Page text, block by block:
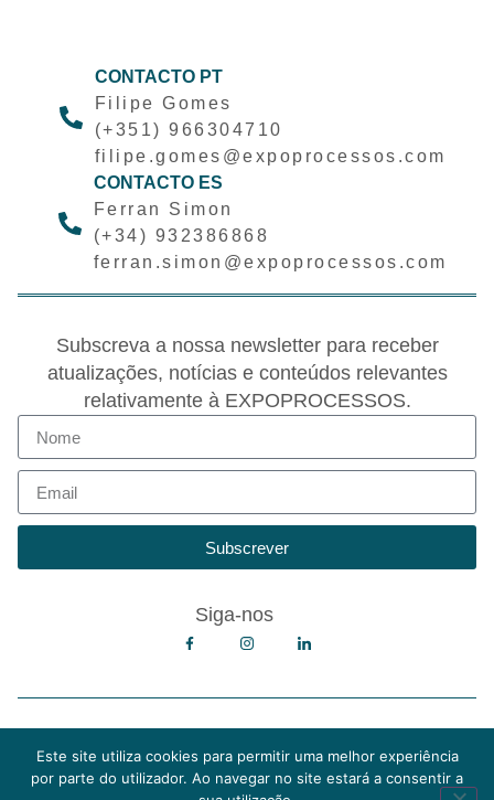
CONTACTO PT
Filipe Gomes
(+351) 966304710
filipe.gomes@expoprocessos.com
CONTACTO ES
Ferran Simon
(+34) 932386868
ferran.simon@expoprocessos.com
Subscreva a nossa newsletter para receber
atualizações, notícias e conteúdos relevantes
relativamente à EXPOPROCESSOS.
Subscrever
Siga-nos
Política de Privacidade
Política de Cookies
Termos e Condições de Utilização
Este site utiliza cookies para permitir uma melhor experiência
por parte do utilizador. Ao navegar no site estará a consentir a